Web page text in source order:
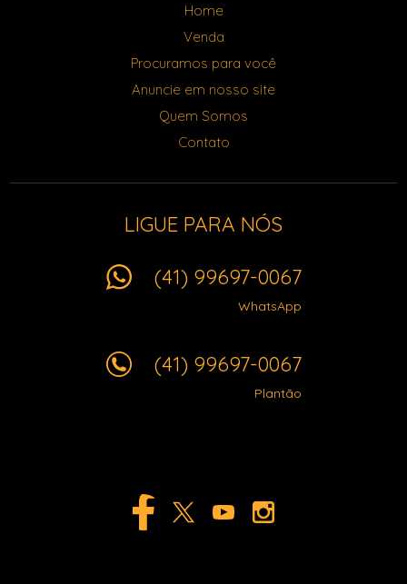
Home
Venda
Procuramos para você
Anuncie em nosso site
Quem Somos
Contato
LIGUE PARA NÓS
(41) 99697-0067
WhatsApp
(41) 99697-0067
Plantão